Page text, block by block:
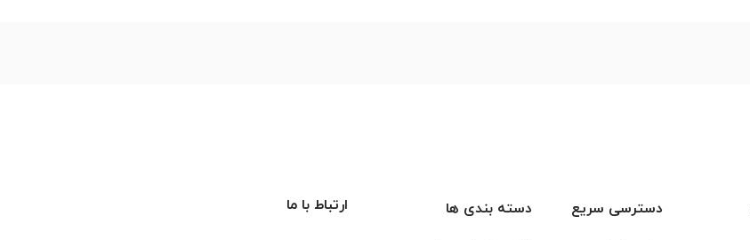
دسترسی سریع دسته بندی ها ارتباط با ما